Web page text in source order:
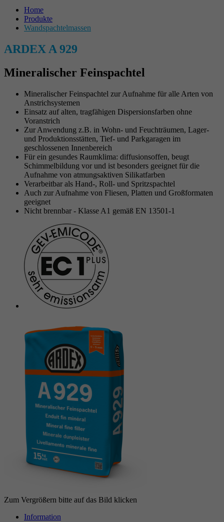
Home
Produkte
Wandspachtelmassen
ARDEX A 929
Mineralischer Feinspachtel
Mineralischer Feinspachtel zur Aufnahme für alle Arten von
Anstrichsystemen
Einsatz auf alten, tragfähigen Dispersionsfarben ohne
Voranstrich
Zur Anwendung z.B. in Wohn- und Feuchträumen, Lager-
und Produktionsstätten, Tief- und Parkgaragen im
geschlossenen Innenbereich
Für ein gesundes Raumklima: diffusionsoffen, beugt
Schimmelbildung vor und ist besonders geeignet für die
Aufnahme von atmungsaktiven Silikatfarben
Verarbeitbar als Hand-, Roll- und Spritzspachtel
Auch zur Aufnahme von Fliesen, Platten und Großformaten
geeignet
Nicht brennbar - Klasse A1 gemäß EN 13501-1
Zum Vergrößern bitte auf das Bild klicken
Information
Anbieter
Laufzeit 1 Jahr
Setzt die Einstellungen der Cookie-Gruppen.
Name __cf_bm
Anbieter .myfonts.net
Laufzeit 30 Minuten
Zweck
Dient als Lizenz zur Verwendung einer Schrift
von myfonts.net.
Name _GRECAPTCHA
Anbieter Google reCAPTCHA
Laufzeit 6 Monate
Zweck
reCAPTCHA setzt ein notwendiges Cookie
(_GRECAPTCHA), wenn es zum Zweck der
Risikoanalyse ausgeführt wird.
Anbieter
Laufzeit 1 Jahr
Zweck
Cookie von Google zur Steuerung der
erweiterten Script- und Ereignisbehandlung.
Name _gat
Anbieter Google
Laufzeit 1 Tag
Zweck
Cookie von Google zur Steuerung der
erweiterten Script- und Ereignisbehandlung.
Externe Inhalte
zusätzliche Informationen anzubieten.
epExternalSalesGoogleMapsApiExternalContentAccepted
Anbieter Ardex
Laufzeit Session
Zweck Google Maps Karte für die Außendienstsuche
Cookie-Informationen anzeigen